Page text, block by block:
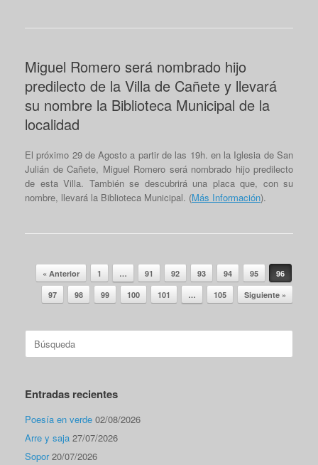
Miguel Romero será nombrado hijo
predilecto de la Villa de Cañete y llevará
su nombre la Biblioteca Municipal de la
localidad
El próximo 29 de Agosto a partir de las 19h. en la Iglesia de San
Julián de Cañete, Miguel Romero será nombrado hijo predilecto
de esta Villa. También se descubrirá una placa que, con su
nombre, llevará la Biblioteca Municipal. (Más Información).
Navegador de artículos
« Anterior 1 … 91 92 93 94 95
96
97
98 99 100 101 … 105 Siguiente »
Entradas recientes
Poesía en verde 02/08/2026
Arre y saja 27/07/2026
Sopor 20/07/2026